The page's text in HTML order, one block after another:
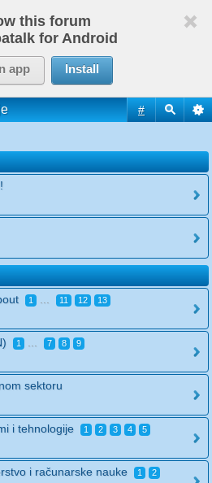
this forum
for Android
app Install
#
1 11 12
13
1 7 8
9
sektoru
i tehnologije 1 2 3 4
5
i računarske nauke 1
2